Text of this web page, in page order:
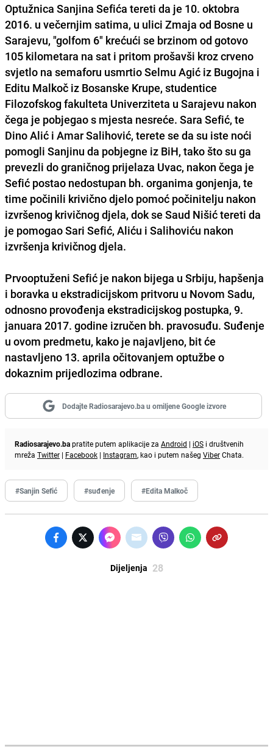
Optužnica Sanjina Sefića tereti da je 10. oktobra
2016. u večernjim satima, u ulici Zmaja od Bosne u
Sarajevu, "golfom 6" krećući se brzinom od gotovo
105 kilometara na sat i pritom prošavši kroz crveno
svjetlo na semaforu usmrtio Selmu Agić iz Bugojna i
Editu Malkoč iz Bosanske Krupe, studentice
Filozofskog fakulteta Univerziteta u Sarajevu nakon
čega je pobjegao s mjesta nesreće. Sara Sefić, te
Dino Alić i Amar Salihović, terete se da su iste noći
pomogli Sanjinu da pobjegne iz BiH, tako što su ga
prevezli do graničnog prijelaza Uvac, nakon čega je
Sefić postao nedostupan bh. organima gonjenja, te
time počinili krivično djelo pomoć počinitelju nakon
izvršenog krivičnog djela, dok se Saud Nišić tereti da
je pomogao Sari Sefić, Aliću i Salihoviću nakon
izvršenja krivičnog djela.
Prvooptuženi Sefić je nakon bijega u Srbiju, hapšenja
i boravka u ekstradicijskom pritvoru u Novom Sadu,
odnosno provođenja ekstradicijskog postupka, 9.
januara 2017. godine izručen bh. pravosuđu. Suđenje
u ovom predmetu, kako je najavljeno, bit će
nastavljeno 13. aprila očitovanjem optužbe o
dokaznim prijedlozima odbrane.
Dodajte Radiosarajevo.ba u omiljene Google izvore
Radiosarajevo.bapratite putem aplikacije za Android | iOS i društvenih
mreža Twitter | Facebook | Instagram, kao i putem našeg ViberChata.
#Sanjin Sefić #suđenje #Edita Malkoč
Dijeljenja 28